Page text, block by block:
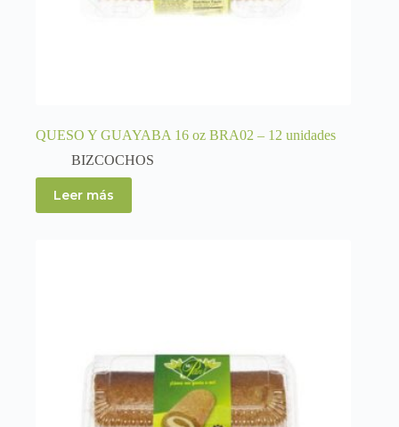
QUESO Y GUAYABA 16 oz BRA02 – 12 unidades
BIZCOCHOS
Leer más